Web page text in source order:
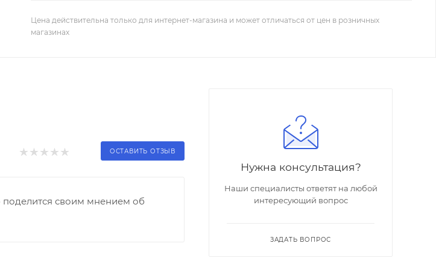
Цена действительна только для интернет-магазина и может отличаться от цен в розничных
магазинах
ОСТАВИТЬ ОТЗЫВ
поделится своим мнением об
Нужна консультация?
Наши специалисты ответят на любой
интересующий вопрос
ЗАДАТЬ ВОПРОС